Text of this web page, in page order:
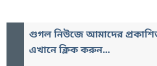
গুগল নিউজে আমাদের
এখানে ক্লিক করুন...